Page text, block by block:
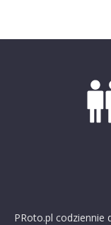
PRoto.pl codziennie